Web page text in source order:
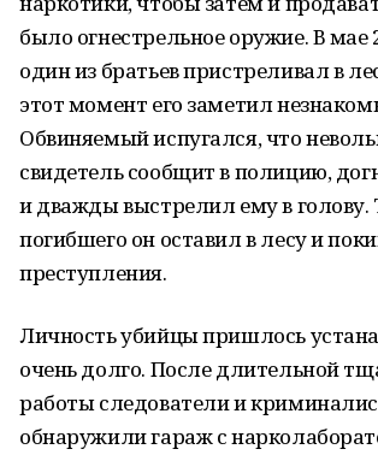
было огнестрельное оружие. В мае
один из братьев пристреливал в
этот момент его заметил
Обвиняемый испугался, что
свидетель сообщит в полицию,
и дважды выстрелил ему в голову.
погибшего он оставил в лесу и
преступления.
Личность убийцы пришлось
очень долго. После длительной
работы следователи и
обнаружили гараж с